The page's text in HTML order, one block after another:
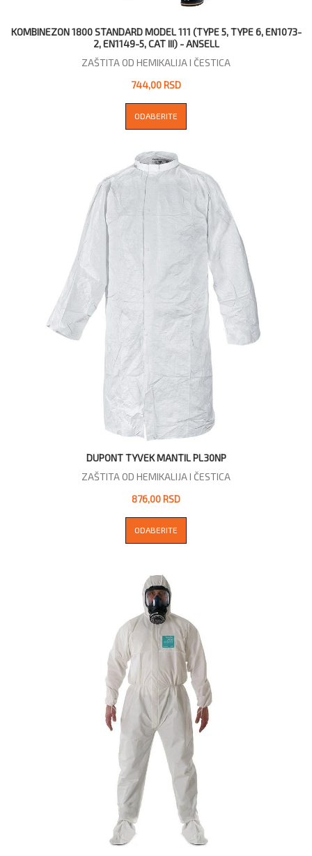
KOMBINEZON 1800 STANDARD MODEL 111 (TYPE 5, TYPE 6, EN1073-
2, EN1149-5, CAT III) - ANSELL
ZAŠTITA OD HEMIKALIJA I ČESTICA
744,00 RSD
ODABERITE
DUPONT TYVEK MANTIL PL30NP
ZAŠTITA OD HEMIKALIJA I ČESTICA
876,00 RSD
ODABERITE